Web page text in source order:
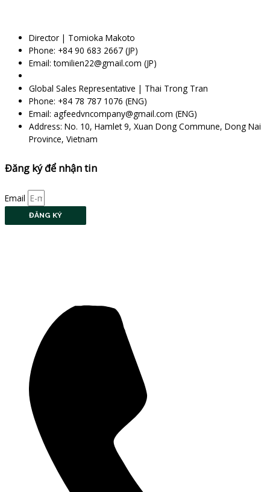
Director | Tomioka Makoto
Phone: +84 90 683 2667 (JP)
Email: tomilien22@gmail.com (JP)
Global Sales Representative | Thai Trong Tran
Phone: +84 78 787 1076 (ENG)
Email: agfeedvncompany@gmail.com (ENG)
Address: No. 10, Hamlet 9, Xuan Dong Commune, Dong Nai
Province, Vietnam
Đăng ký để nhận tin
Email
ĐĂNG KÝ